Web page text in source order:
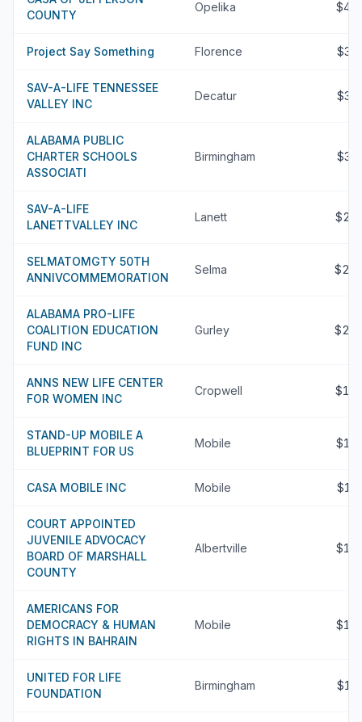
COUNTY
Opelika
Project Say Something Florence
SAV-A-LIFE TENNESSEE
VALLEY INC
Decatur
ALABAMA PUBLIC
CHARTER SCHOOLS
ASSOCIATI
Birmingham
SAV-A-LIFE
LANETTVALLEY INC
Lanett
SELMATOMGTY 50TH
ANNIVCOMMEMORATION
Selma
ALABAMA PRO-LIFE
COALITION EDUCATION
FUND INC
Gurley
ANNS NEW LIFE CENTER
FOR WOMEN INC
Cropwell
STAND-UP MOBILE A
BLUEPRINT FOR US
Mobile
CASA MOBILE INC Mobile
COURT APPOINTED
JUVENILE ADVOCACY
BOARD OF MARSHALL
COUNTY
Albertville
AMERICANS FOR
DEMOCRACY & HUMAN
RIGHTS IN BAHRAIN
Mobile
UNITED FOR LIFE
FOUNDATION
Birmingham